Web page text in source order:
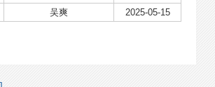
吴爽 2025-05-15